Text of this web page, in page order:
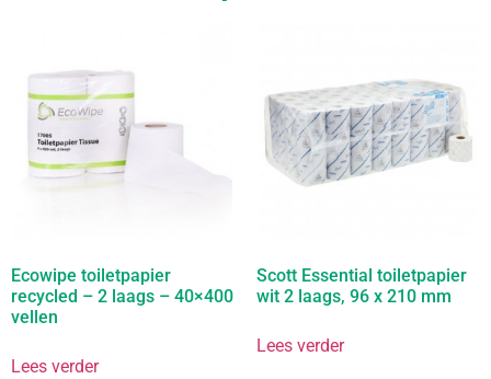
Ecowipe toiletpapier
recycled – 2 laags – 40×400
vellen
Lees verder
Scott Essential toiletpapier
wit 2 laags, 96 x 210 mm
Lees verder